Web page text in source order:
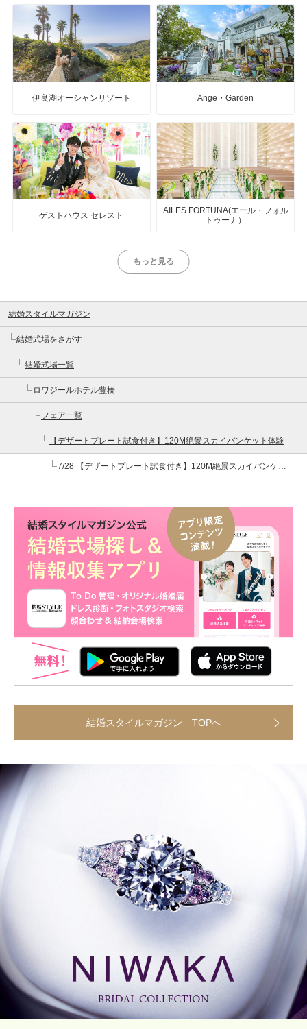
伊良湖オーシャンリゾート Ange・Garden
ゲストハウス セレスト
AILES FORTUNA(エール・フォル
トゥーナ）
もっと見る
結婚スタイルマガジン
結婚式場をさがす
結婚式場一覧
ロワジールホテル豊橋
フェア一覧
【デザートプレート試食付き】120M絶景スカイバンケット体験
7/28 【デザートプレート試食付き】120M絶景スカイバンケット体験
結婚スタイルマガジン TOPへ